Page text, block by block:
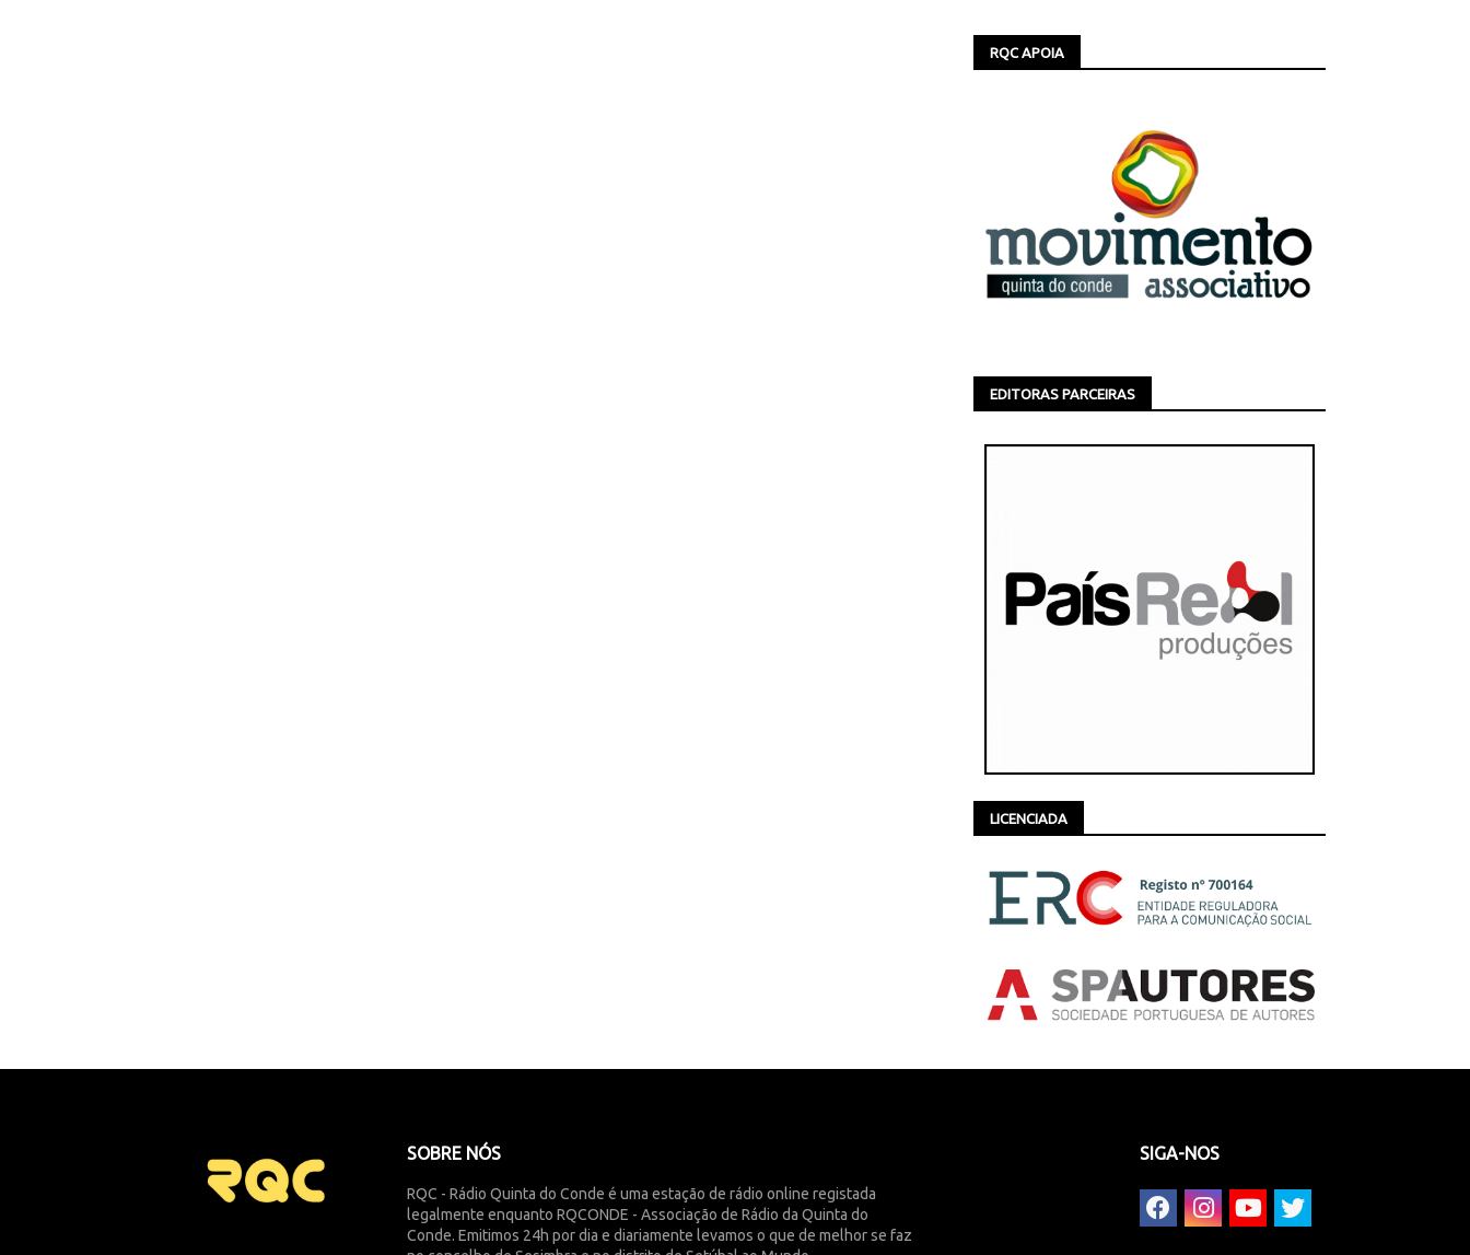
RQC APOIA
EDITORAS PARCEIRAS
LICENCIADA
SOBRE NÓS
RQC - Rádio Quinta do Conde é uma estação de rádio online registada
legalmente enquanto RQCONDE - Associação de Rádio da Quinta do
Conde. Emitimos 24h por dia e diariamente levamos o que de melhor se faz
SIGA-NOS